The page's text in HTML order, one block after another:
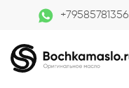
+79585781356